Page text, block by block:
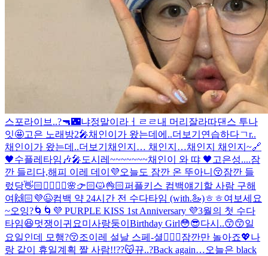
스포라이브..?🔫 🌃냐정말이라ㅓㄹㄹ 내 머리잘라따댄스 투나
잇🤩고은 노래방2🎤채인이가 왔는데에..더보기 연습하다ㄱr..
채인이가 왔는데..더보기 채인지… 채인지…채인지 채인지~🔗
🖤수플레타임🎶🎤도시레~~~~~~~채인이 와 땨 🖤 고은성....잠
깐 들리다,해피 이레 데이💜오늘도 잠깐 온 뚜아니😚잠깐 들
렀당👋🏻 ❤️‍🔥❤️‍🔥🌸👉🏻😾👌🏻퍼플키스 컴백얘기할 사람 구해
여🙌🏻💜😉컴백 약 24시간 전 수다타임 (with.🦢)ㅎㅎ여보세요
~오잉?🌀🌀 💜 PURPLE KISS 1st Anniversary 💜3월의 첫 수다
타임😆멋쟁이귀요미사랑둥이Birthday Girl😳😎다시..😙😙일
요일인데 모행?😚조이레 설날 스페-셜 🙇🏻‍♀️잠깐만 놀아죠💖나
랑 같이 휴일계획 짤 사람!!??😽뀨..?Back again…오늘은 black